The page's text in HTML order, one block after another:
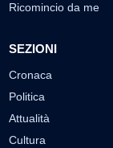
Ricomincio da me
SEZIONI
Cronaca
Politica
Attualità
Cultura